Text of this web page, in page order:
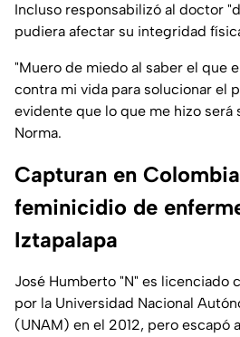
Incluso responsabilizó al doctor
pudiera afectar su integridad
"Muero de miedo al saber el que
contra mi vida para solucionar el
evidente que lo que me hizo será
Norma.
Capturan en
feminicidio de
Iztapalapa
José Humberto "N" es licenciado
por la Universidad Nacional
(UNAM) en el 2012, pero escapó